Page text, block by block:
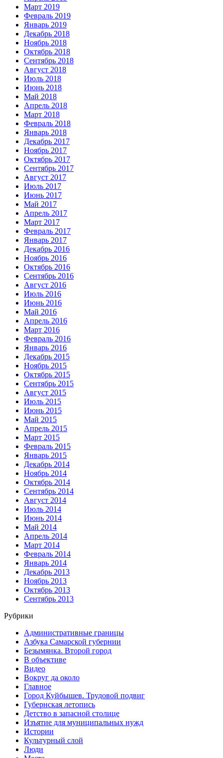
Март 2019
Февраль 2019
Январь 2019
Декабрь 2018
Ноябрь 2018
Октябрь 2018
Сентябрь 2018
Август 2018
Июль 2018
Июнь 2018
Май 2018
Апрель 2018
Март 2018
Февраль 2018
Январь 2018
Декабрь 2017
Ноябрь 2017
Октябрь 2017
Сентябрь 2017
Август 2017
Июль 2017
Июнь 2017
Май 2017
Апрель 2017
Март 2017
Февраль 2017
Январь 2017
Декабрь 2016
Ноябрь 2016
Октябрь 2016
Сентябрь 2016
Август 2016
Июль 2016
Июнь 2016
Май 2016
Апрель 2016
Март 2016
Февраль 2016
Январь 2016
Декабрь 2015
Ноябрь 2015
Октябрь 2015
Сентябрь 2015
Август 2015
Июль 2015
Июнь 2015
Май 2015
Апрель 2015
Март 2015
Февраль 2015
Январь 2015
Декабрь 2014
Ноябрь 2014
Октябрь 2014
Сентябрь 2014
Август 2014
Июль 2014
Июнь 2014
Май 2014
Апрель 2014
Март 2014
Февраль 2014
Январь 2014
Декабрь 2013
Ноябрь 2013
Октябрь 2013
Сентябрь 2013
Рубрики
Административные границы
Азбука Самарской губернии
Безымянка. Второй город
В объективе
Видео
Вокруг да около
Главное
Город Куйбышев. Трудовой подвиг
Губернская летопись
Детство в запасной столице
Изъятие для муниципальных нужд
Истории
Культурный слой
Люди